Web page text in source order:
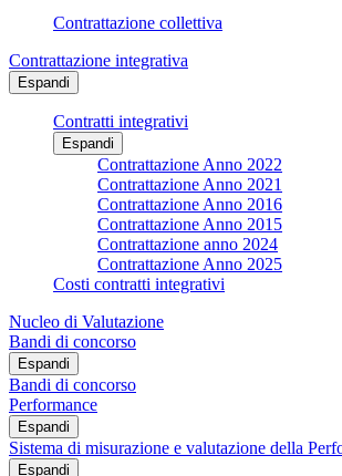
Contrattazione collettiva
Contrattazione integrativa
Espandi
Contratti integrativi
Espandi
Contrattazione Anno 2022
Contrattazione Anno 2021
Contrattazione Anno 2016
Contrattazione Anno 2015
Contrattazione anno 2024
Contrattazione Anno 2025
Costi contratti integrativi
Nucleo di Valutazione
Bandi di concorso
Espandi
Bandi di concorso
Performance
Espandi
Sistema di misurazione e valutazione della
Espandi